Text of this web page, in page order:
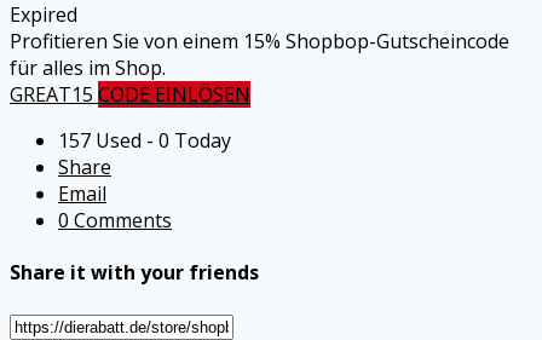
Expired
Profitieren Sie von einem 15% Shopbop-Gutscheincode
für alles im Shop.
GREAT15 CODE EINLÖSEN
157 Used - 0 Today
Share
Email
0 Comments
Share it with your friends